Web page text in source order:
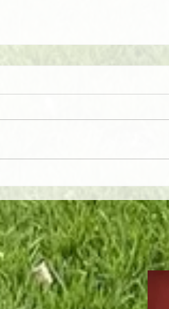
grandes festas familiares?